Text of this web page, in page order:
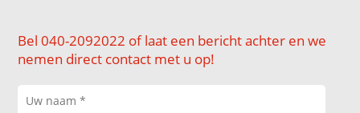
Bel 040-2092022 of laat een bericht achter en we
nemen direct contact met u op!